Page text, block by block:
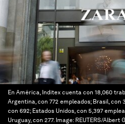
En América, Inditex cuenta con 18,060
Argentina, con 772 empleados; Brasil, con
con 692; Estados Unidos, con 5,397
Uruguay, con 277. Image: REUTERS/Albert